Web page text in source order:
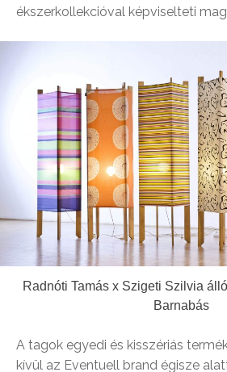
ékszerkollekcióval képviselteti
Radnóti Tamás x Szigeti Szilvia
Barnabás
A tagok egyedi és kisszériás
kívül az Eventuell brand égisze